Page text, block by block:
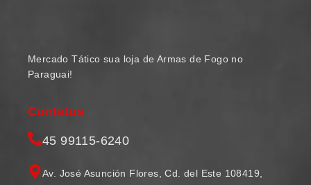
Mercado Tático sua loja de Armas de Fogo no
Paraguai!
Contatos
45 99115-6240
Av. José Asunción Flores, Cd. del Este 108419,